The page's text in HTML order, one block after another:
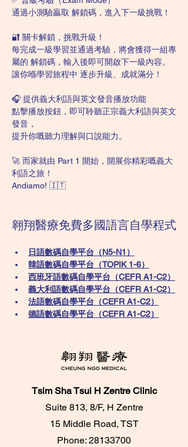
通過小測驗贏取 解鎖碼，進入下一級挑戰！
🔐 關卡解鎖，挑戰升級！
每完成一級學習並通過考驗，將會獲得一組專
屬的 解鎖碼，輸入後即可開啟下一級內容。
讓你喺學習旅程中 逐步升級、成就滿分！
🎧 提供義大利語與英文發音播放功能
點擊播放按鈕，即可聆聽正宗義大利語與英文
發音，
提升你嘅聽力理解與口說能力。
🚀 而家就由 Part 1 開始，開展你精彩嘅義大
利語之旅！
Andiamo! 🇮🇹
翱翔醫療免費多國語言自學程式
日語數碼自學平台（N5-N1）
韓語數碼自學平台​（TOPIK 1-6）
西班牙語數碼自學平台（CEFR A1-C2）
義大利語數碼自學平台（CEFR A1-C2）
法語數碼自學平台（CEFR A1-C2）
德語數碼自學平台（CEFR A1-C2）
Tsim Sha Tsui H Zentre Clinic
Suite 813, 8/F, H Zentre
15 Middle Road, TST
Phone: 28133700